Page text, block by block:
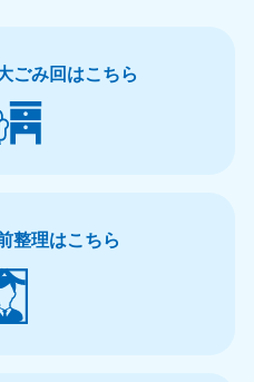
ごみ回はこちら
整理はこちら